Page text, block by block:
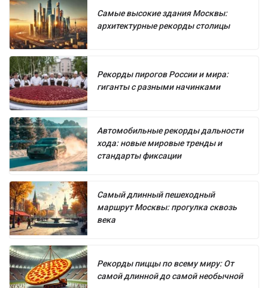
Самые высокие здания Москвы:
архитектурные рекорды столицы
Рекорды пирогов России и мира:
гиганты с разными начинками
Автомобильные рекорды дальности
хода: новые мировые тренды и
стандарты фиксации
Самый длинный пешеходный
маршрут Москвы: прогулка сквозь
века
Рекорды пиццы по всему миру: От
самой длинной до самой необычной